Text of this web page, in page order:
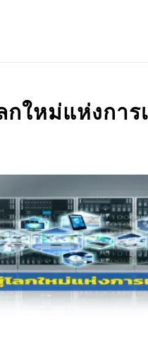
ใหม่แห่งการ